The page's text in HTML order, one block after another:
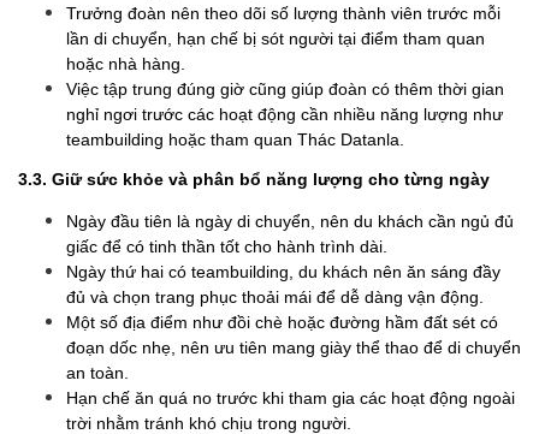
Trưởng đoàn nên theo dõi số lượng thành viên trước mỗi
lần di chuyển, hạn chế bị sót người tại điểm tham quan
hoặc nhà hàng.
Việc tập trung đúng giờ cũng giúp đoàn có thêm thời gian
nghỉ ngơi trước các hoạt động cần nhiều năng lượng như
teambuilding hoặc tham quan Thác Datanla.
3.3. Giữ sức khỏe và phân bổ năng lượng cho từng ngày
Ngày đầu tiên là ngày di chuyển, nên du khách cần ngủ đủ
giấc để có tinh thần tốt cho hành trình dài.
Ngày thứ hai có teambuilding, du khách nên ăn sáng đầy
đủ và chọn trang phục thoải mái để dễ dàng vận động.
Một số địa điểm như đồi chè hoặc đường hầm đất sét có
đoạn dốc nhẹ, nên ưu tiên mang giày thể thao để di chuyển
an toàn.
Hạn chế ăn quá no trước khi tham gia các hoạt động ngoài
trời nhằm tránh khó chịu trong người.